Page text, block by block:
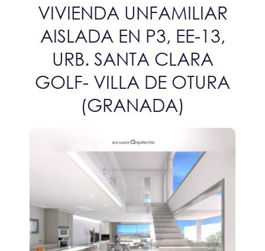
VIVIENDA UNFAMILIAR
AISLADA EN P3, EE-13,
URB. SANTA CLARA
GOLF- VILLA DE OTURA
(GRANADA)